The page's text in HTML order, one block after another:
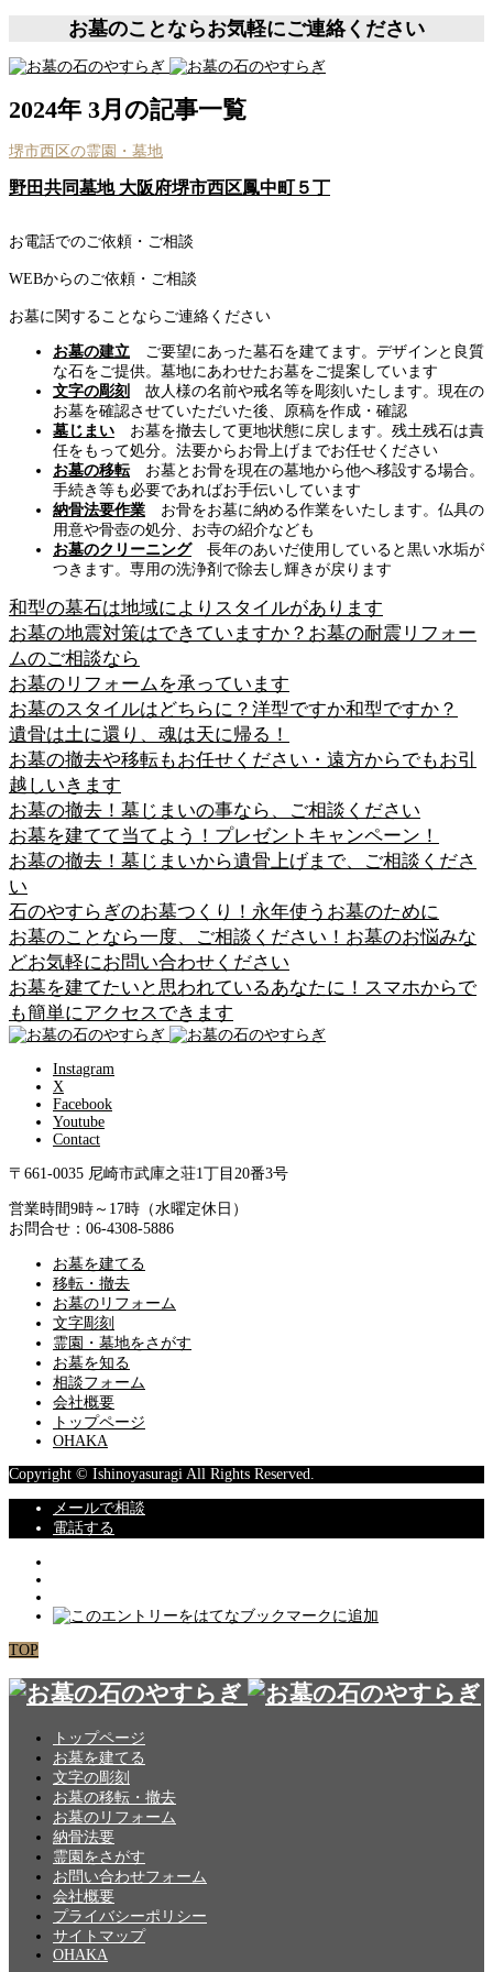
お墓のことならお気軽にご連絡ください
2024年 3月の記事一覧
堺市西区の霊園・墓地
野田共同墓地 大阪府堺市西区鳳中町５丁
お電話でのご依頼・ご相談
WEBからのご依頼・ご相談
お墓に関することならご連絡ください
お墓の建立 ご要望にあった墓石を建てます。デザインと良質
な石をご提供。墓地にあわせたお墓をご提案しています
文字の彫刻
故人様の名前や戒名等を彫刻いたします。現在の
お墓を確認させていただいた後、原稿を作成・確認
墓じまい お墓を撤去して更地状態に戻します。残土残石は責
任をもって処分。法要からお骨上げまでお任せください
お墓の移転お墓とお骨を現在の墓地から他へ移設する場合。
手続き等も必要であればお手伝いしています
納骨法要作業 お骨をお墓に納める作業をいたします。仏具の
用意や骨壺の処分、お寺の紹介なども
お墓のクリーニング長年のあいだ使用していると黒い水垢が
つきます。専用の洗浄剤で除去し輝きが戻ります
和型の墓石は地域によりスタイルがあります
お墓の地震対策はできていますか？お墓の耐震リフォー
ムのご相談なら
お墓のリフォームを承っています
お墓のスタイルはどちらに？洋型ですか和型ですか？
遺骨は土に還り、魂は天に帰る！
お墓の撤去や移転もお任せください・遠方からでもお引
越しいきます
お墓の撤去！墓じまいの事なら、ご相談ください
お墓を建てて当てよう！プレゼントキャンペーン！
お墓の撤去！墓じまいから遺骨上げまで、ご相談くださ
い
石のやすらぎのお墓つくり！永年使うお墓のために
お墓のことなら一度、ご相談ください！お墓のお悩みな
どお気軽にお問い合わせください
お墓を建てたいと思われているあなたに！スマホからで
も簡単にアクセスできます
Instagram
X
Facebook
Youtube
Contact
〒661-0035 尼崎市武庫之荘1丁目20番3号
営業時間9時～17時（水曜定休日）
お問合せ：06-4308-5886
お墓を建てる
移転・撤去
お墓のリフォーム
文字彫刻
霊園・墓地をさがす
お墓を知る
相談フォーム
会社概要
トップページ
OHAKA
Copyright © Ishinoyasuragi All Rights Reserved.
メールで相談
電話する
TOP
トップページ
お墓を建てる
文字の彫刻
お墓の移転・撤去
お墓のリフォーム
納骨法要
霊園をさがす
お問い合わせフォーム
会社概要
プライバシーポリシー
サイトマップ
OHAKA